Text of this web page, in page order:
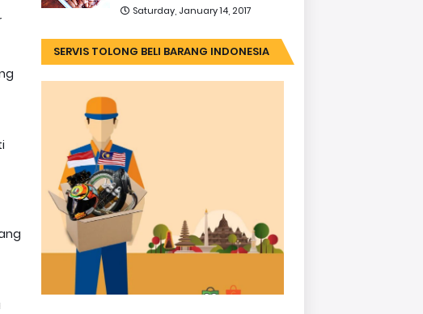
Saturday, January 14, 2017
SERVIS TOLONG BELI BARANG INDONESIA